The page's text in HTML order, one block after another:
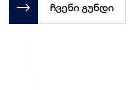
ჩვენი გუნდი